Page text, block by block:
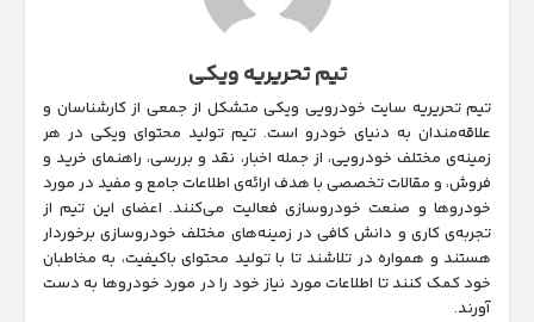
تیم تحریریه ویکی
تیم تحریریه سایت خودرویی ویکی متشکل از جمعی از کارشناسان و
علاقه‌مندان به دنیای خودرو است. تیم تولید محتوای ویکی در هر
زمینه‌‌ی مختلف خودرویی، از جمله اخبار، نقد و بررسی، راهنمای خرید و
فروش، و مقالات تخصصی با هدف ارائه‌ی اطلاعات جامع و مفید در مورد
خودروها و صنعت خودروسازی فعالیت می‌کنند. اعضای این تیم از
تجربه‌ی کاری و دانش کافی در زمینه‌های مختلف خودروسازی برخوردار
هستند و همواره در تلاشند تا با تولید محتوای باکیفیت، به مخاطبان
خود کمک کنند تا اطلاعات مورد نیاز خود را در مورد خودروها به دست
آورند.